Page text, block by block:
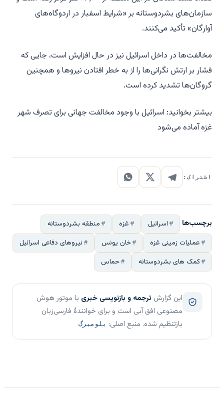
سازمان‌های بشردوستانه بر «شرایط اسفبار در اردوگاه‌های
آوارگان» تأکید می‌کنند.
مخالفت‌ها در داخل اسرائیل نیز در حال افزایش است، جایی که
فشار بر ارتش نگرانی‌ها را از به خطر افتادن نیروها و همچنین
گروگان‌ها تشدید کرده است.
بیشتر بخوانید: اسرائیل با وجود مخالفت جهانی برای تصرف شهر
غزه آماده می‌شود
اشتراک:
برچسب‌ها اسرائیل غزه
منطقه بشردوستانه
عملیات زمینی غزه
خان یونس
نیروهای دفاعی اسرائیل
کمک های بشردوستانه
حماس
این گزارش ترجمه و بازنویسی خبری با موتور هوش
مصنوعی افق آبی است و برای خوانندهٔ فارسی‌زبان
بازتنظیم شده. منبع اصلی: بلومبرگ